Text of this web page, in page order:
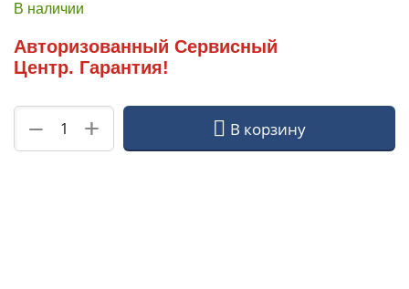
В наличии
Авторизованный Сервисный
Центр. Гарантия!
+
− В корзину